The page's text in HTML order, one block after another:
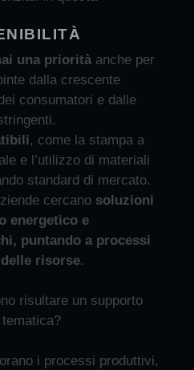
una priorità anche per
e dalla crescente
consumatori e dalle
, come la stampa a
e ’utilizzo di materiali
standard di mercato.
cercano soluzioni
energetico e
, puntando a processi
risorse.
risultare un supporto
i processi produttivi,